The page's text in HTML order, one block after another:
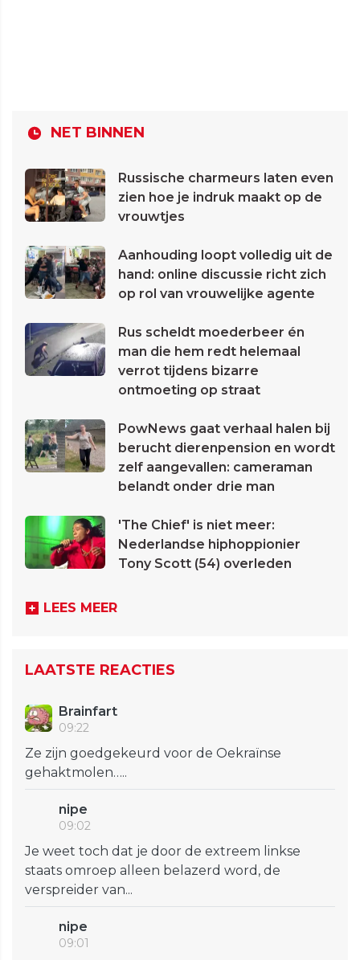
NET BINNEN
Russische charmeurs laten even
zien hoe je indruk maakt op de
vrouwtjes
Aanhouding loopt volledig uit de
hand: online discussie richt zich
op rol van vrouwelijke agente
Rus scheldt moederbeer én
man die hem redt helemaal
verrot tijdens bizarre
ontmoeting op straat
PowNews gaat verhaal halen bij
berucht dierenpension en wordt
zelf aangevallen: cameraman
belandt onder drie man
'The Chief' is niet meer:
Nederlandse hiphoppionier
Tony Scott (54) overleden
LEES MEER
LAATSTE REACTIES
Brainfart
09:22
Ze zijn goedgekeurd voor de Oekraïnse
gehaktmolen…..
nipe
09:02
Je weet toch dat je door de extreem linkse
staats omroep alleen belazerd word, de
verspreider van...
nipe
09:01